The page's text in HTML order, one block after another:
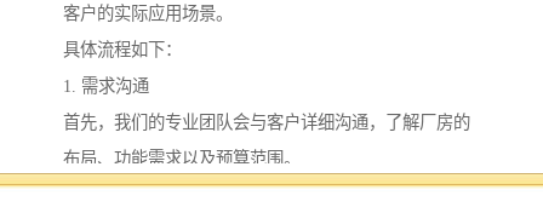
客户的实际应用场景。
具体流程如下：
1. 需求沟通
首先，我们的专业团队会与客户详细沟通，了解厂房的
布局、功能需求以及预算范围。